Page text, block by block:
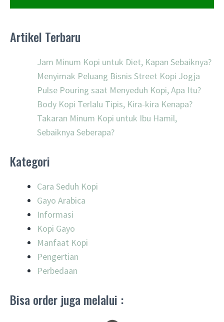
Artikel Terbaru
Jam Minum Kopi untuk Diet, Kapan Sebaiknya?
Menyimak Peluang Bisnis Street Kopi Jogja
Pulse Pouring saat Menyeduh Kopi, Apa Itu?
Body Kopi Terlalu Tipis, Kira-kira Kenapa?
Takaran Minum Kopi untuk Ibu Hamil,
Sebaiknya Seberapa?
Kategori
Cara Seduh Kopi
Gayo Arabica
Informasi
Kopi Gayo
Manfaat Kopi
Pengertian
Perbedaan
Bisa order juga melalui :